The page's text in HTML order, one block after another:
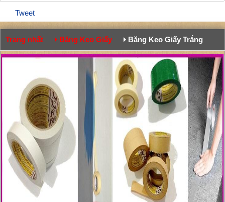
Tweet
Trang nhất Băng Keo Giấy Băng Keo Giấy Trắng